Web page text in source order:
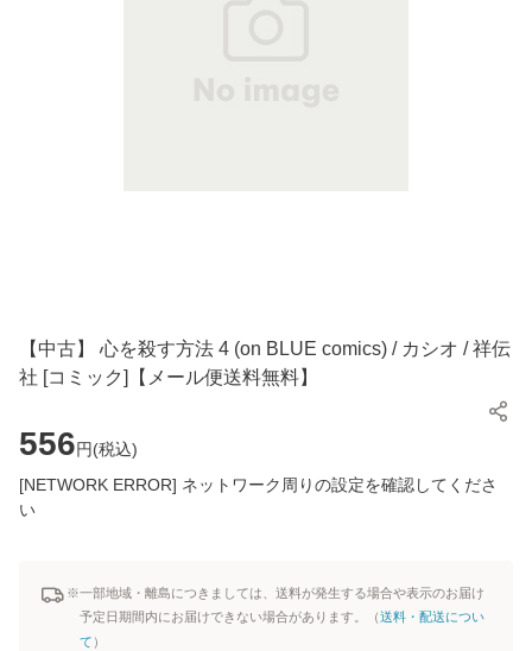
【中古】 心を殺す方法 4 (on BLUE comics) / カシオ / 祥伝
社 [コミック]【メール便送料無料】
556円(税込)
[NETWORK ERROR] ネットワーク周りの設定を確認してくださ
い
※一部地域・離島につきましては、送料が発生する場合や表示のお届け
予定日期間内にお届けできない場合があります。（送料・配送につい
て ）